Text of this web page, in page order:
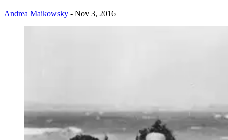
Andrea Maikowsky - Nov 3, 2016